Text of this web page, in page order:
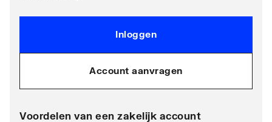
Inloggen
Account aanvragen
Voordelen van een zakelijk account